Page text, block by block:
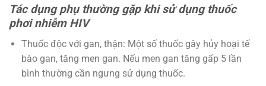
Tác dụng phụ thường gặp khi sử dụng thuốc
phơi nhiễm HIV
Thuốc độc với gan, thận: Một số thuốc gây hủy hoại tế
bào gan, tăng men gan. Nếu men gan tăng gấp 5 lần
bình thường cần ngưng sử dụng thuốc.